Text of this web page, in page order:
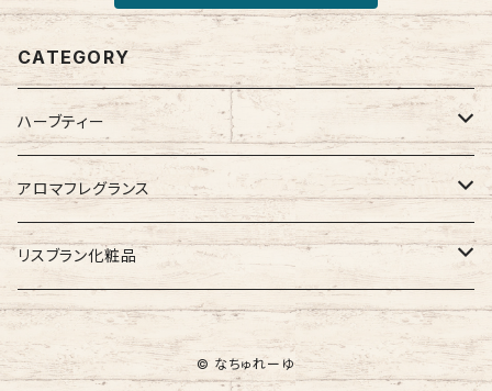
CATEGORY
ハーブティー
ブレンドハーブティー
ハーブ講座教材キット
ハーブ単体
アロマフレグランス
amurôme（アミュローム）
リスブラン化粧品
普通肌用
© なちゅれーゆ